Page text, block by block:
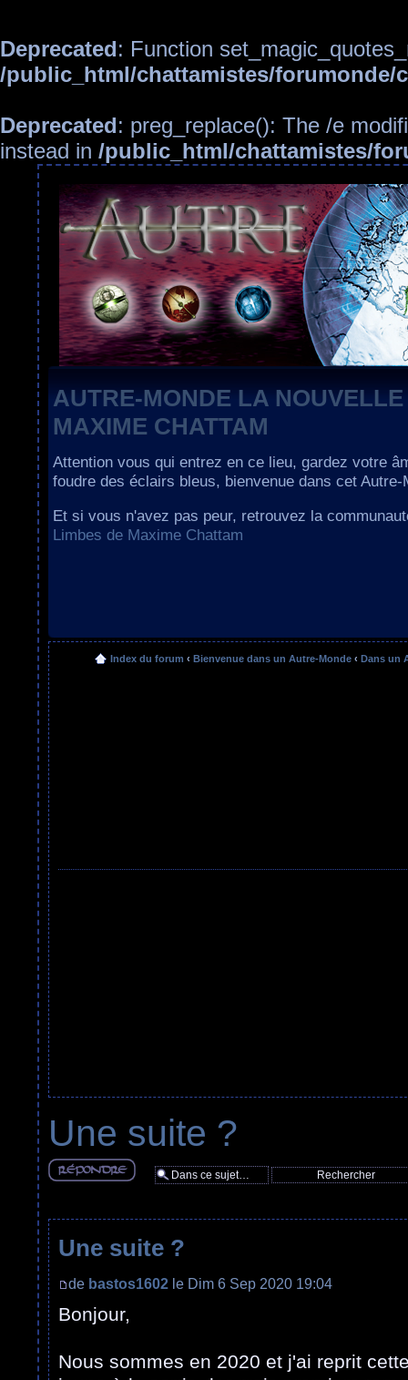
Deprecated: Function
/public_html/chattamistes/forumonde/
Deprecated: preg_replace(): The /e
instead in /public_html/chattamistes/
AUTRE-MONDE LA
MAXIME CHATTAM
Attention vous qui entrez en ce lieu, gardez votre
foudre des éclairs bleus, bienvenue dans cet Autre-
Et si vous n'avez pas peur, retrouvez la
Limbes de Maxime Chattam
Index du forum ‹ Bienvenue dans un Autre-Monde ‹ Dans un
Une suite ?
Une suite ?
de bastos1602le Dim 6 Sep 2020 19:04
Bonjour,
Nous sommes en 2020 et j'ai reprit